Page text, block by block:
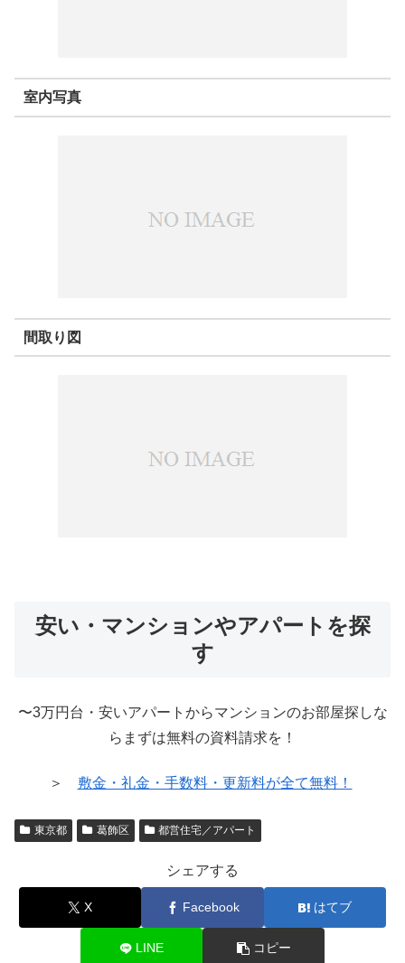
室内写真
間取り図
安い・マンションやアパートを探
す
〜3万円台・安いアパートからマンションのお部屋探しな
らまずは無料の資料請求を！
＞ 敷金・礼金・手数料・更新料が全て無料！
東京都 葛飾区 都営住宅／アパート
シェアする
X Facebook はてブ
LINE コピー